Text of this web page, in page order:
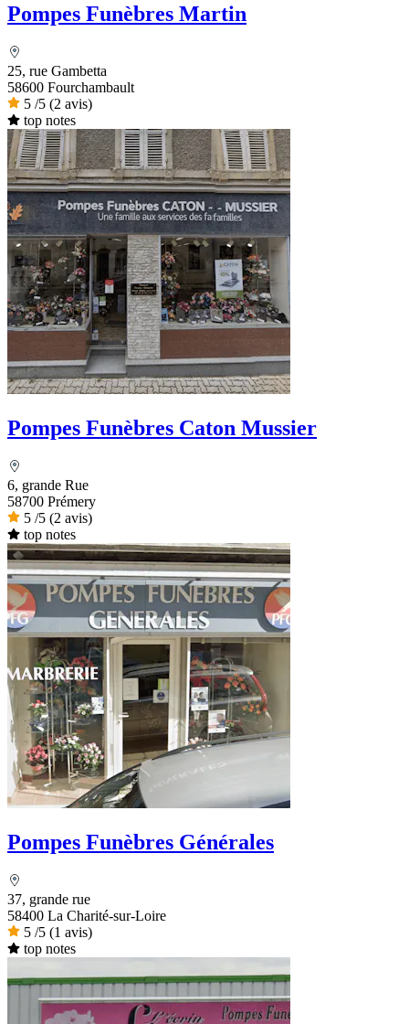
Pompes Funèbres Martin
25, rue Gambetta
58600 Fourchambault
5 /5 (2 avis)
top notes
Pompes Funèbres Caton Mussier
6, grande Rue
58700 Prémery
5 /5 (2 avis)
top notes
Pompes Funèbres Générales
37, grande rue
58400 La Charité-sur-Loire
5 /5 (1 avis)
top notes